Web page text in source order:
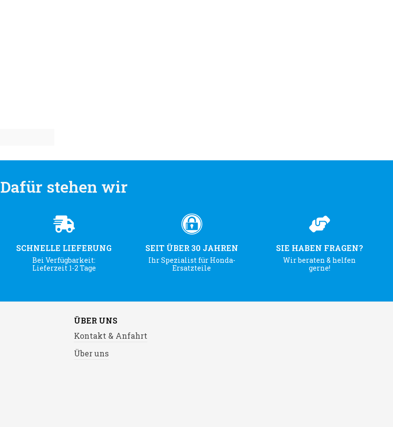
Dafür stehen wir
SCHNELLE LIEFERUNG
Bei Verfügbarkeit:
Lieferzeit 1-2 Tage
SEIT ÜBER 30 JAHREN
Ihr Spezialist für Honda-
Ersatzteile
SIE HABEN FRAGEN?
Wir beraten & helfen
gerne!
ÜBER UNS
Kontakt & Anfahrt
Über uns